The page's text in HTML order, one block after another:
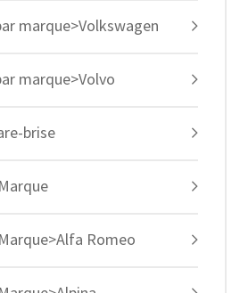
marque>Volkswagen
marque>Volvo
brise
Romeo